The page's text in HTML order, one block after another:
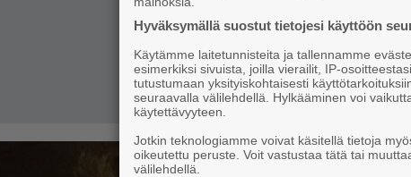
Hyväksymällä suostut tietojesi käyttöön
Käytämme laitetunnisteita ja tallennamme
esimerkiksi sivuista, joilla vierailit, IP-
tutustumaan yksityiskohtaisesti
seuraavalla välilehdellä. Hylkääminen voi
käytettävyyteen.
Jotkin teknologiamme voivat käsitellä tietoja
oikeutettu peruste. Voit vastustaa tätä tai
välilehdellä.